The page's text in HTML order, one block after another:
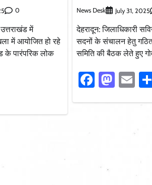
0
में
में आयोजित हो रहे
के पारंपरिक लोक
News Desk July 31, 2025
देहरादून: जिलाधिकारी
सदनों के संचालन हेतु
समिति की बैठक लेते हुए